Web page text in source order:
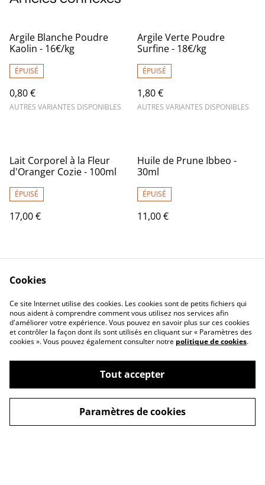
Argile Blanche Poudre
Kaolin - 16€/kg
ÉPUISÉ
0,80 €
AUTRES VARIANTES DISPONIBLES
Argile Verte Poudre
Surfine - 18€/kg
ÉPUISÉ
1,80 €
AUTRES VARIANTES DISPONIBLES
Lait Corporel à la Fleur
d'Oranger Cozie - 100ml
ÉPUISÉ
17,00 €
Huile de Prune Ibbeo -
30ml
ÉPUISÉ
11,00 €
Contactez-nous
Mentions légales
Conditions générales
de vente
Politique de
confidentialité
Politique de cookies
Cookies
Ce site Internet utilise des cookies. Les cookies sont de petits fichiers qui
nous aident à comprendre comment vous utilisez nos services afin
d'améliorer votre expérience. Vous pouvez en savoir plus sur ces cookies
et contrôler la façon dont ils sont utilisés en cliquant sur « Paramètres des
cookies ». Vous pouvez également consulter notre politique de cookies.
Tout accepter
Paramètres de cookies